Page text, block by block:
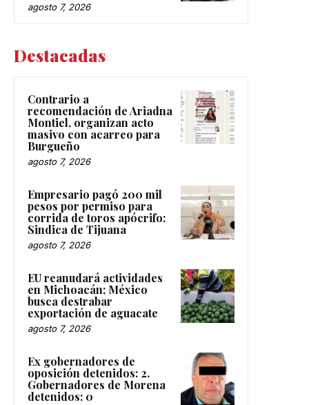
agosto 7, 2026
Destacadas
Contrario a
recomendación de Ariadna
Montiel, organizan acto
masivo con acarreo para
Burgueño
agosto 7, 2026
Empresario pagó 200 mil
pesos por permiso para
corrida de toros apócrifo:
Sindica de Tijuana
agosto 7, 2026
EU reanudará actividades
en Michoacán; México
busca destrabar
exportación de aguacate
agosto 7, 2026
Ex gobernadores de
oposición detenidos: 2.
Gobernadores de Morena
detenidos: 0